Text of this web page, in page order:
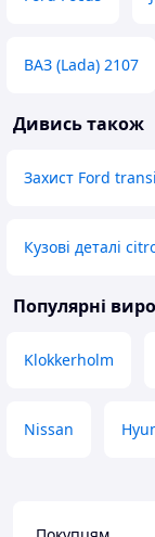
ВАЗ (Lada) 2107
Дивись також
Захист Ford
Кузові деталі
Популярні
Klokkerholm
Nissan